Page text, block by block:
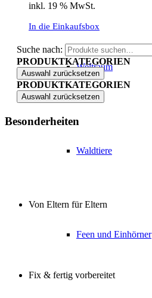
Weltraum
Waldtiere
Feen und Einhörner
inkl. 19 % MwSt.
In die Einkaufsbox
Suche nach:
PRODUKTKATEGORIEN
Auswahl zurücksetzen
PRODUKTKATEGORIEN
Auswahl zurücksetzen
Besonderheiten
Von Eltern für Eltern
Fix & fertig vorbereitet